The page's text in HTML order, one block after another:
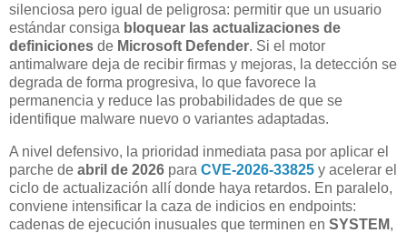
silenciosa pero igual de peligrosa: permitir que un usuario
estándar consiga bloquear las actualizaciones de
definiciones de Microsoft Defender. Si el motor
antimalware deja de recibir firmas y mejoras, la detección se
degrada de forma progresiva, lo que favorece la
permanencia y reduce las probabilidades de que se
identifique malware nuevo o variantes adaptadas.
A nivel defensivo, la prioridad inmediata pasa por aplicar el
parche de abril de 2026 para CVE-2026-33825 y acelerar el
ciclo de actualización allí donde haya retardos. En paralelo,
conviene intensificar la caza de indicios en endpoints:
cadenas de ejecución inusuales que terminen en SYSTEM,